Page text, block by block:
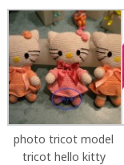
photo tricot model
tricot hello kitty